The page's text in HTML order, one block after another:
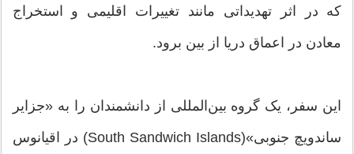
که در اثر تهدیداتی مانند تغییرات اقلیمی و استخراج
معادن در اعماق دریا از بین برود.
این سفر، یک گروه بین‌المللی از دانشمندان را به «جزایر
ساندویچ جنوبی»(South Sandwich Islands) در اقیانوس